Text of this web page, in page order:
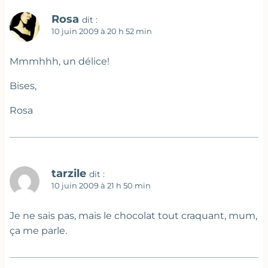
Rosa dit :
10 juin 2009 à 20 h 52 min
Mmmhhh, un délice!
Bises,
Rosa
tarzile dit :
10 juin 2009 à 21 h 50 min
Je ne sais pas, mais le chocolat tout craquant, mum,
ça me parle.